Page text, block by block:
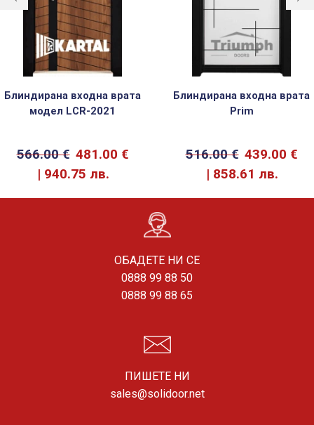
Блиндирана входна врата
модел LCR-2021
566.00€ 481.00 €
940.75 лв.
Блиндирана входна врата
Prim
516.00€ 439.00 €
858.61 лв.
ОБАДЕТЕ НИ СЕ
0888 99 88 50
0888 99 88 65
ПИШЕТЕ НИ
sales@solidoor.net